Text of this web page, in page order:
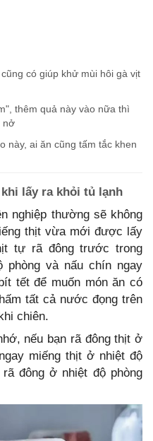
có giúp khử mùi hôi gà vịt
thêm quả này vào nữa thì
nở
này, ai ăn cũng tấm tắc khen
lấy ra khỏi tủ lạnh
nghiệp thường sẽ không
thịt vừa mới được lấy
tự rã đông trước trong
phòng và nấu chín ngay
tết để muốn món ăn có
tất cả nước đọng trên
chiên.
nếu bạn rã đông thịt ở
miếng thịt ở nhiệt độ
đông ở nhiệt độ phòng